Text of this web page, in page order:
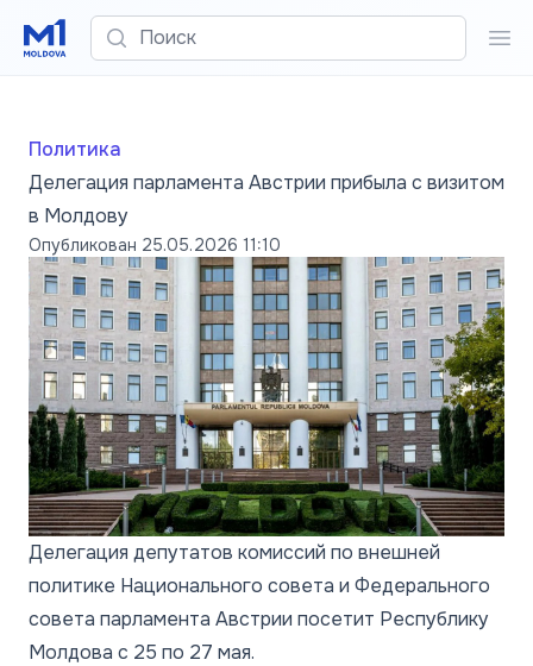
Поиск
Политика
Делегация парламента Австрии прибыла с визитом
в Молдову
Опубликован 25.05.2026 11:10
Делегация депутатов комиссий по внешней
политике Национального совета и Федерального
совета парламента Австрии посетит Республику
Молдова с 25 по 27 мая.